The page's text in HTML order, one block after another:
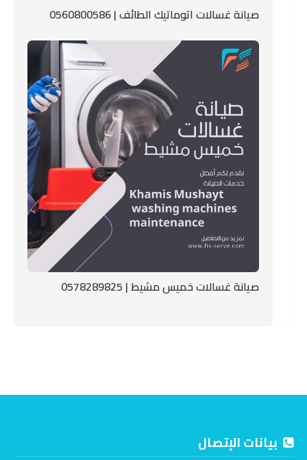
صيانة غسالات اتوماتيك الطائف | 0560800586
صيانة غسالات خميس مشيط | 0578289825
بيانات الإتصال